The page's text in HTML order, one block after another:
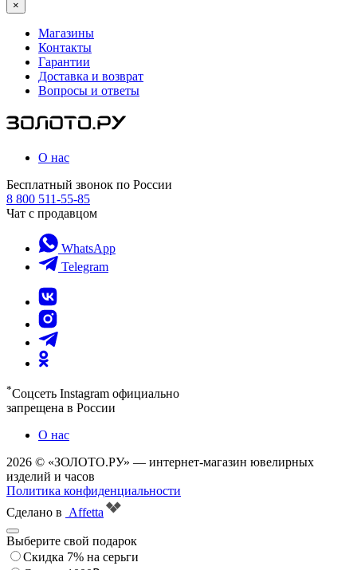
×
Магазины
Контакты
Гарантии
Доставка и возврат
Вопросы и ответы
О нас
Бесплатный звонок по России
8 800 511-55-85
Чат с продавцом
WhatsApp
Telegram
*Соцсеть Instagram официально
запрещена в России
О нас
2026 © «ЗОЛОТО.РУ» — интернет-магазин ювелирных
изделий и часов
Политика конфиденциальности
Сделано в Affetta
Выберите свой подарок
Скидка 7% на серьги